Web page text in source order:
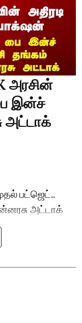
அரசின்
இன்ச்
அட்டாக்
பட்ஜெட்..
அட்டாக்